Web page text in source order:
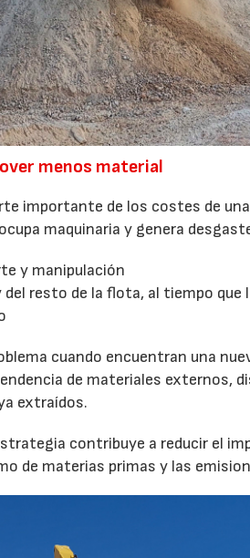
menos material
importante de los costes de
maquinaria y genera
y manipulación
del resto de la flota, al tiempo
cuando encuentran una
de materiales externos,
extraídos.
contribuye a reducir el
de materias primas y las